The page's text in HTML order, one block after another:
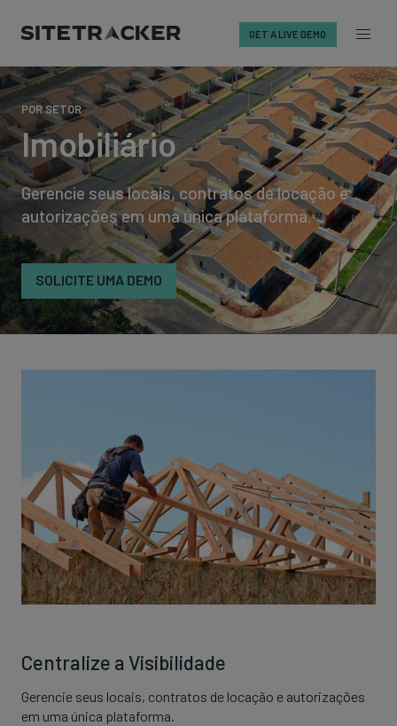
Skip
to
content
GET A LIVE DEMO
POR SETOR
Imobiliário
Gerencie seus locais, contratos de locação e
autorizações em uma única plataforma.
SOLICITE UMA DEMO
Centralize a Visibilidade
Gerencie seus locais, contratos de locação e autorizações
em uma única plataforma.